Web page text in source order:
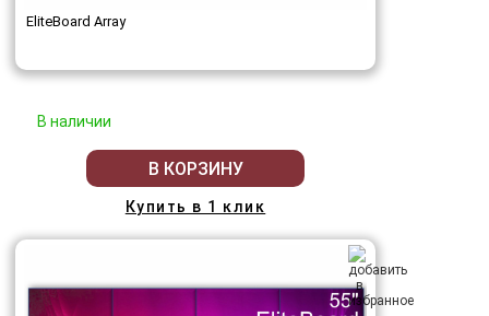
EliteBoard Array
В наличии
В КОРЗИНУ
Купить в 1 клик